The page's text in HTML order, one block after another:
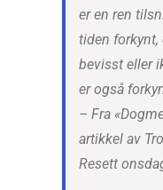
er en ren
tiden forkynt,
bevisst eller
er også
– Fra
artikkel av
Resett